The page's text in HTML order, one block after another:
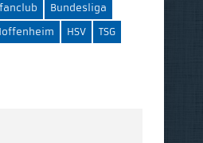
Bundesliga
HSV
TSG